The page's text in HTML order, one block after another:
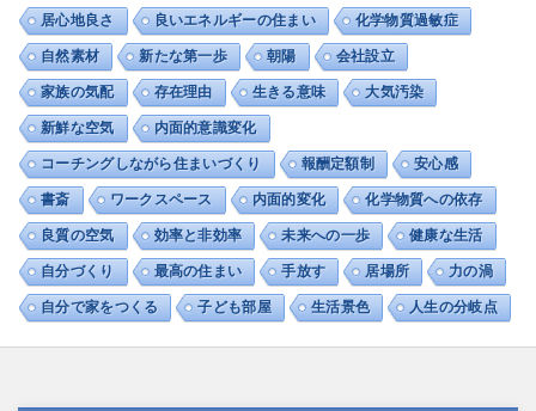
居心地良さ 良いエネルギーの住まい 化学物質過敏症
自然素材 新たな第一歩 朝陽 会社設立
家族の気配 存在理由 生きる意味 大気汚染
新鮮な空気 内面的意識変化
コーチングしながら住まいづくり 報酬定額制 安心感
書斎 ワークスペース 内面的変化 化学物質への依存
良質の空気 効率と非効率 未来への一歩 健康な生活
自分づくり 最高の住まい 手放す 居場所 力の渦
自分で家をつくる 子ども部屋 生活景色 人生の分岐点